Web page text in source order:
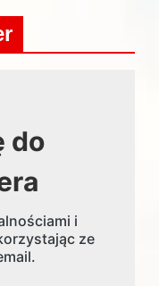
do
i
ze